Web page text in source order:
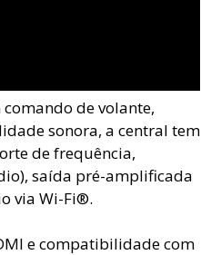
de volante,
sonora, a central tem
de frequência,
saída pré-amplificada
via Wi-Fi®️.
e compatibilidade com